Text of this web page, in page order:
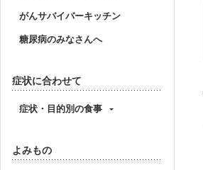
がんサバイバーキッチン
糖尿病のみなさんへ
症状に合わせて
症状・目的別の食事
よみもの